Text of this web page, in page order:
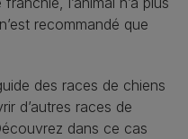
recommandé que
des races de chiens
d’autres races de
dans ce cas